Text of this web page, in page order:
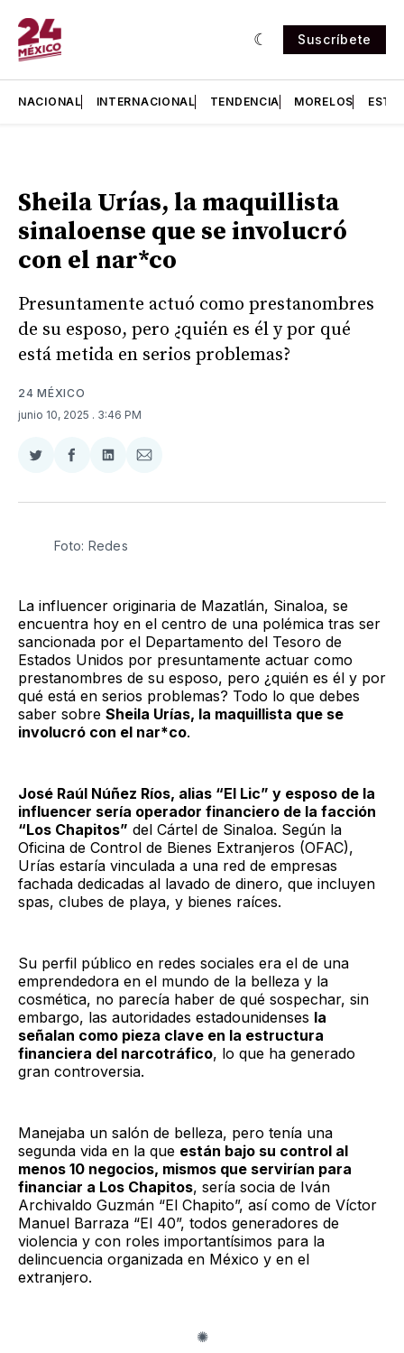
Suscríbete
NACIONAL INTERNACIONAL TENDENCIA MORELOS
Sheila Urías, la maquillista
sinaloense que se involucró
con el nar*co
Presuntamente actuó como prestanombres
de su esposo, pero ¿quién es él y por qué
está metida en serios problemas?
24 MÉXICO
junio 10, 2025 . 3:46 PM
Compartir
Twitter
Compartir
Facebook
Compartir
LinkedIn
Compartir
Email
Foto: Redes
La influencer originaria de Mazatlán, Sinaloa, se
encuentra hoy en el centro de una polémica tras ser
sancionada por el Departamento del Tesoro de
Estados Unidos por presuntamente actuar como
prestanombres de su esposo, pero ¿quién es él y por
qué está en serios problemas? Todo lo que debes
saber sobre Sheila Urías, la maquillista que se
involucró con el nar*co.
José Raúl Núñez Ríos, alias “El Lic” y esposo de la
influencer sería operador financiero de la facción
“Los Chapitos” del Cártel de Sinaloa. Según la
Oficina de Control de Bienes Extranjeros (OFAC),
Urías estaría vinculada a una red de empresas
fachada dedicadas al lavado de dinero, que incluyen
spas, clubes de playa, y bienes raíces.
Su perfil público en redes sociales era el de una
emprendedora en el mundo de la belleza y la
cosmética, no parecía haber de qué sospechar, sin
embargo, las autoridades estadounidenses la
señalan como pieza clave en la estructura
financiera del narcotráfico, lo que ha generado
gran controversia.
Manejaba un salón de belleza, pero tenía una
segunda vida en la que están bajo su control al
menos 10 negocios, mismos que servirían para
financiar a Los Chapitos, sería socia de Iván
Archivaldo Guzmán “El Chapito”, así como de Víctor
Manuel Barraza “El 40”, todos generadores de
violencia y con roles importantísimos para la
delincuencia organizada en México y en el
extranjero.